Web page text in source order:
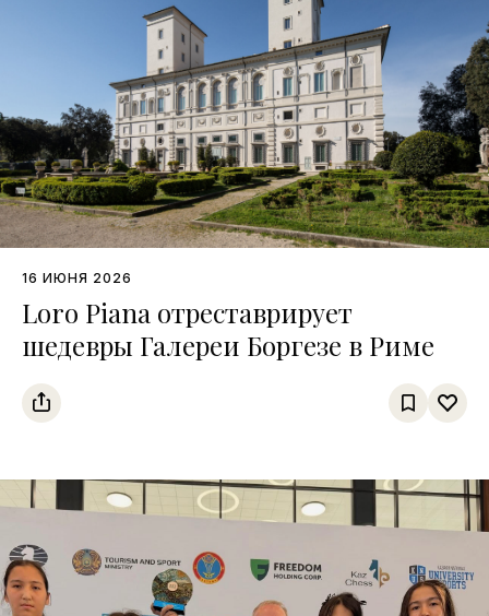
16 ИЮНЯ 2026
Loro Piana отреставрирует
шедевры Галереи Боргезе в Риме